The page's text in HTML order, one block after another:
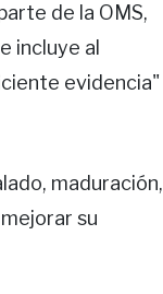
de la OMS,
incluye al
evidencia"
maduración,
su